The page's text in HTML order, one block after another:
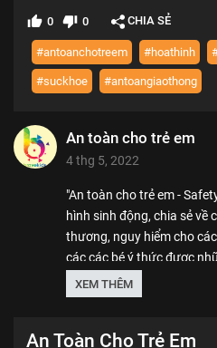
0 0 CHIA SẺ
#antoanchotreem #hoathinh
#suckhoe #antoangiaothong
An toàn cho trẻ em
4 thg 5, 2022
"An toàn cho trẻ em -
hình sinh động, chia sẻ về
thương, nguy hiểm cho
các các bé ý thức được
ra, nhằm mang lại môi
mạnh, chắp cánh cho các
We care about safety of
XEM THÊM
An Toàn Cho Trẻ Em